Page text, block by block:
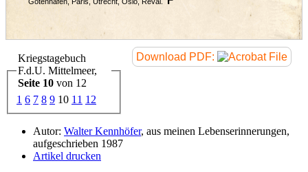
Download PDF:
Kriegstagebuch
F.d.U. Mittelmeer,
Seite 10 von 12
1 6 7 8 9 10 11 12
Autor: Walter Kennhöfer, aus meinen Lebenserinnerungen,
aufgeschrieben 1987
Artikel drucken